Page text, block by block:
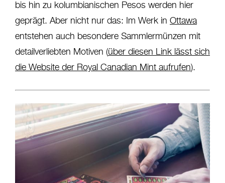
bis hin zu kolumbianischen Pesos werden hier
geprägt. Aber nicht nur das: Im Werk in Ottawa
entstehen auch besondere Sammlermünzen mit
detailverliebten Motiven (über diesen Link lässt sich
die Website der Royal Canadian Mint aufrufen).